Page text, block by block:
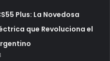
Plus: La Novedosa
que Revoluciona el